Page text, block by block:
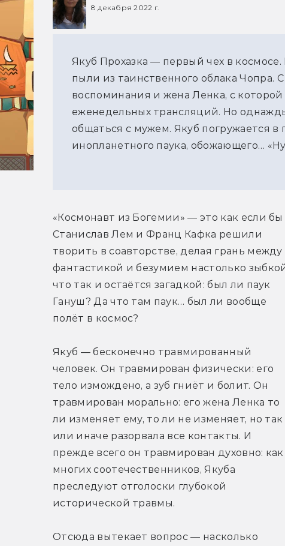
8 декабря 2022 г.
Якуб Прохазка — первый чех в
пыли из таинственного облака Чопра.
воспоминания и жена Ленка, с которой
еженедельных трансляций. Но
общаться с мужем. Якуб погружается
инопланетного паука, обожающего…
«Космонавт из Богемии» — это как если бы
Станислав Лем и Франц Кафка решили
творить в соавторстве, делая грань между
фантастикой и безумием настолько
что так и остаётся загадкой: был ли паук
Гануш? Да что там паук… был ли вообще
полёт в космос?
Якуб — бесконечно травмированный
человек. Он травмирован физически: его
тело измождено, а зуб гниёт и болит. Он
травмирован морально: его жена Ленка то
ли изменяет ему, то ли не изменяет, но так
или иначе разорвала все контакты. И
прежде всего он травмирован духовно: как
многих соотечественников, Якуба
преследуют отголоски глубокой
исторической травмы.
Отсюда вытекает вопрос — насколько